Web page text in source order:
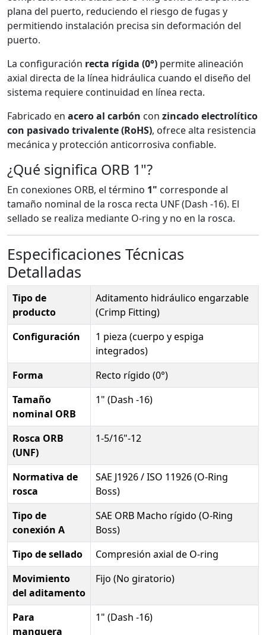
plana del puerto, reduciendo el riesgo de fugas y
permitiendo instalación precisa sin deformación del
puerto.
La configuración recta rígida (0°) permite alineación
axial directa de la línea hidráulica cuando el diseño del
sistema requiere continuidad en línea recta.
Fabricado en acero al carbón con zincado electrolítico
con pasivado trivalente (RoHS), ofrece alta resistencia
mecánica y protección anticorrosiva confiable.
¿Qué significa ORB 1"?
En conexiones ORB, el término 1" corresponde al
tamaño nominal de la rosca recta UNF (Dash -16). El
sellado se realiza mediante O-ring y no en la rosca.
Especificaciones Técnicas
Detalladas
Tipo de
producto
Aditamento hidráulico engarzable
(Crimp Fitting)
Configuración
1 pieza (cuerpo y espiga
integrados)
Forma
Recto rígido (0°)
Tamaño
nominal ORB
1" (Dash -16)
Rosca ORB
(UNF)
1-5/16"-12
Normativa de
rosca
SAE J1926 / ISO 11926 (O-Ring
Boss)
Tipo de
conexión A
SAE ORB Macho rígido (O-Ring
Boss)
Tipo de sellado
Compresión axial de O-ring
Movimiento
del aditamento
Fijo (No giratorio)
Para
manguera
1" (Dash -16)